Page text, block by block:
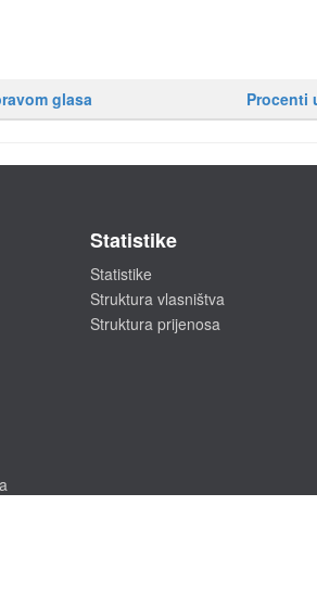
glasa Procenti
Statistike
Statistike
Struktura vlasništva
Struktura prijenosa